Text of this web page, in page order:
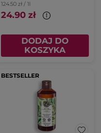
124.50 zł / 1l
24.90 zł
DODAJ DO
KOSZYKA
BESTSELLER